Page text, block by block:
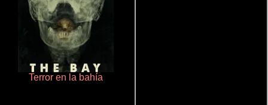
Terror en la bahía